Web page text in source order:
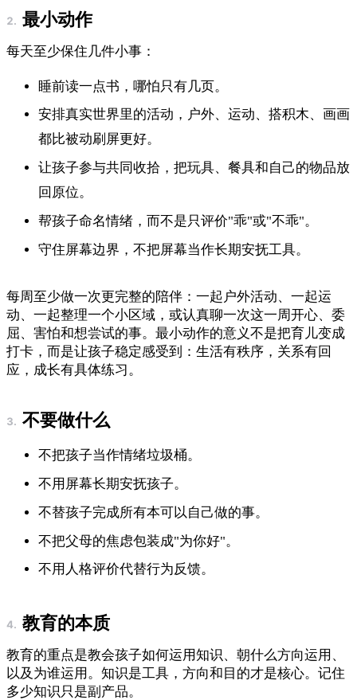
最小动作
每天至少保住几件小事：
睡前读一点书，哪怕只有几页。
安排真实世界里的活动，户外、运动、搭积木、画画
都比被动刷屏更好。
让孩子参与共同收拾，把玩具、餐具和自己的物品放
回原位。
帮孩子命名情绪，而不是只评价"乖"或"不乖"。
守住屏幕边界，不把屏幕当作长期安抚工具。
每周至少做一次更完整的陪伴：一起户外活动、一起运
动、一起整理一个小区域，或认真聊一次这一周开心、委
屈、害怕和想尝试的事。最小动作的意义不是把育儿变成
打卡，而是让孩子稳定感受到：生活有秩序，关系有回
应，成长有具体练习。
不要做什么
不把孩子当作情绪垃圾桶。
不用屏幕长期安抚孩子。
不替孩子完成所有本可以自己做的事。
不把父母的焦虑包装成"为你好"。
不用人格评价代替行为反馈。
教育的本质
教育的重点是教会孩子如何运用知识、朝什么方向运用、
以及为谁运用。知识是工具，方向和目的才是核心。记住
多少知识只是副产品。